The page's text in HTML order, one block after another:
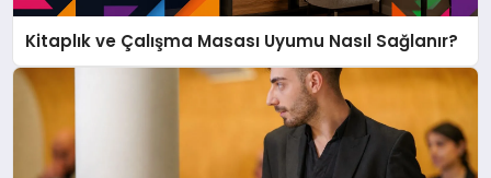
Kitaplık ve Çalışma Masası Uyumu Nasıl Sağlanır?